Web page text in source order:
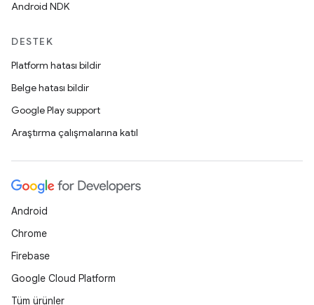
Android NDK
DESTEK
Platform hatası bildir
Belge hatası bildir
Google Play support
Araştırma çalışmalarına katıl
Android
Chrome
Firebase
Google Cloud Platform
Tüm ürünler